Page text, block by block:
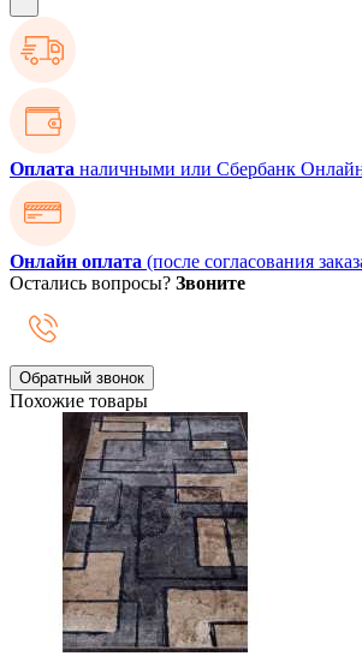
Оплата наличными или Сбербанк
Онлайн оплата (после согласования
Остались вопросы? Звоните
Обратный звонок
Похожие товары